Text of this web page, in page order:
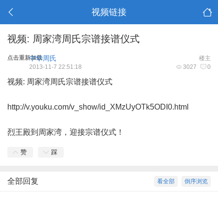
视频链接
视频: 周家湾周氏宗谱接谱仪式
点击重新加载 楼主
中华周氏
3027 0
2013-11-7 22:51:18
视频: 周家湾周氏宗谱接谱仪式
http://v.youku.com/v_show/id_XMzUyOTk5ODI0.html
烈王殿到周家湾，迎接宗谱仪式！
赞 踩
倒序浏览
看全部
全部回复